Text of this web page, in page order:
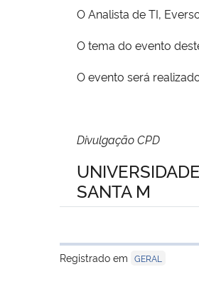
O Analista de TI,
O tema do evento
O evento será
Divulgação CPD
SANTA M
Registrado em GERAL